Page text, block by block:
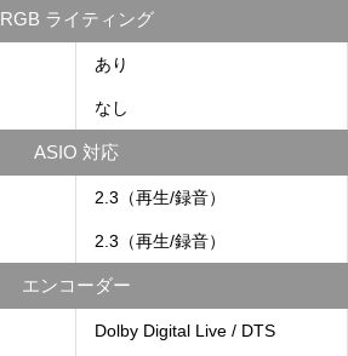
RGB ライティング
あり
なし
ASIO 対応
2.3（再生/録音）
2.3（再生/録音）
エンコーダー
Dolby Digital Live / DTS